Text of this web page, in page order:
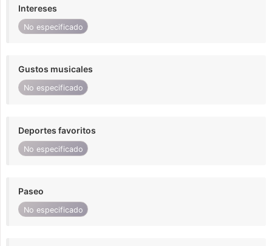
Intereses
No especificado
Gustos musicales
No especificado
Deportes favoritos
No especificado
Paseo
No especificado